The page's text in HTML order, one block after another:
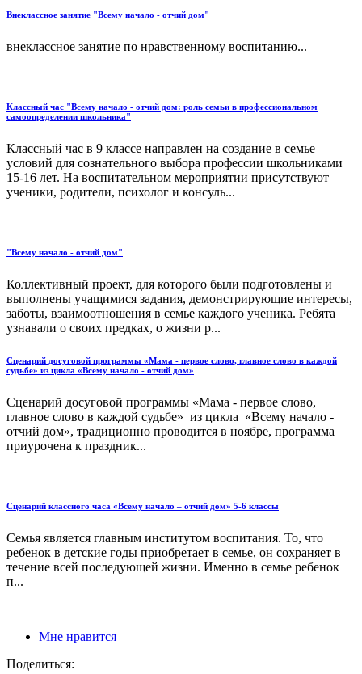
Внеклассное занятие "Всему начало - отчий дом"
внеклассное занятие по нравственному воспитанию...
Классный час "Всему начало - отчий дом: роль семьи в профессиональном
самоопределении школьника"
Классный час в 9 классе направлен на создание в семье
условий для сознательного выбора профессии школьниками
15-16 лет. На воспитательном мероприятии присутствуют
ученики, родители, психолог и консуль...
"Всему начало - отчий дом"
Коллективный проект, для которого были подготовлены и
выполнены учащимися задания, демонстрирующие интересы,
заботы, взаимоотношения в семье каждого ученика. Ребята
узнавали о своих предках, о жизни р...
Сценарий досуговой программы «Мама - первое слово, главное слово в каждой
судьбе» из цикла «Всему начало - отчий дом»
Сценарий досуговой программы «Мама - первое слово,
главное слово в каждой судьбе» из цикла «Всему начало -
отчий дом», традиционно проводится в ноябре, программа
приурочена к праздник...
Сценарий классного часа «Всему начало – отчий дом» 5-6 классы
Семья является главным институтом воспитания. То, что
ребенок в детские годы приобретает в семье, он сохраняет в
течение всей последующей жизни. Именно в семье ребенок
п...
Мне нравится
Поделиться: